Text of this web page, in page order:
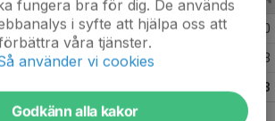
Division 1C forts. 11 0
Division 1D 3
3
fungera bra för dig. De används
i syfte att hjälpa oss att
våra tjänster.
använder vi cookies
Godkänn alla kakor